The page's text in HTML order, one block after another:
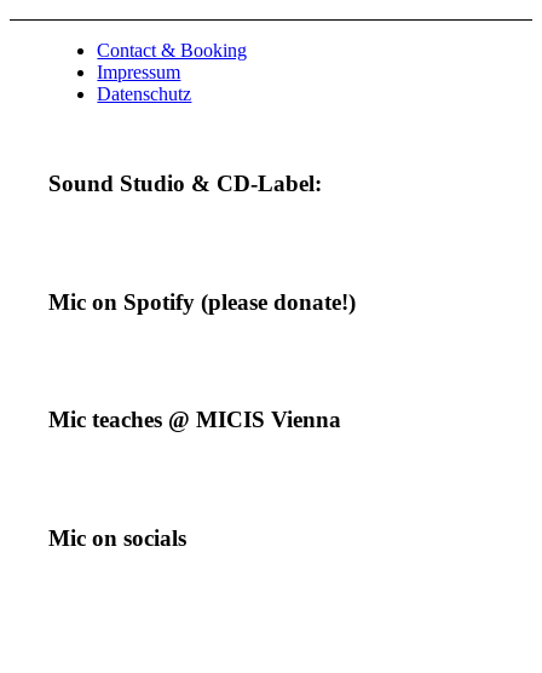
Contact & Booking
Impressum
Datenschutz
Sound Studio & CD-Label:
Mic on Spotify (please donate!)
Mic teaches @ MICIS Vienna
Mic on socials